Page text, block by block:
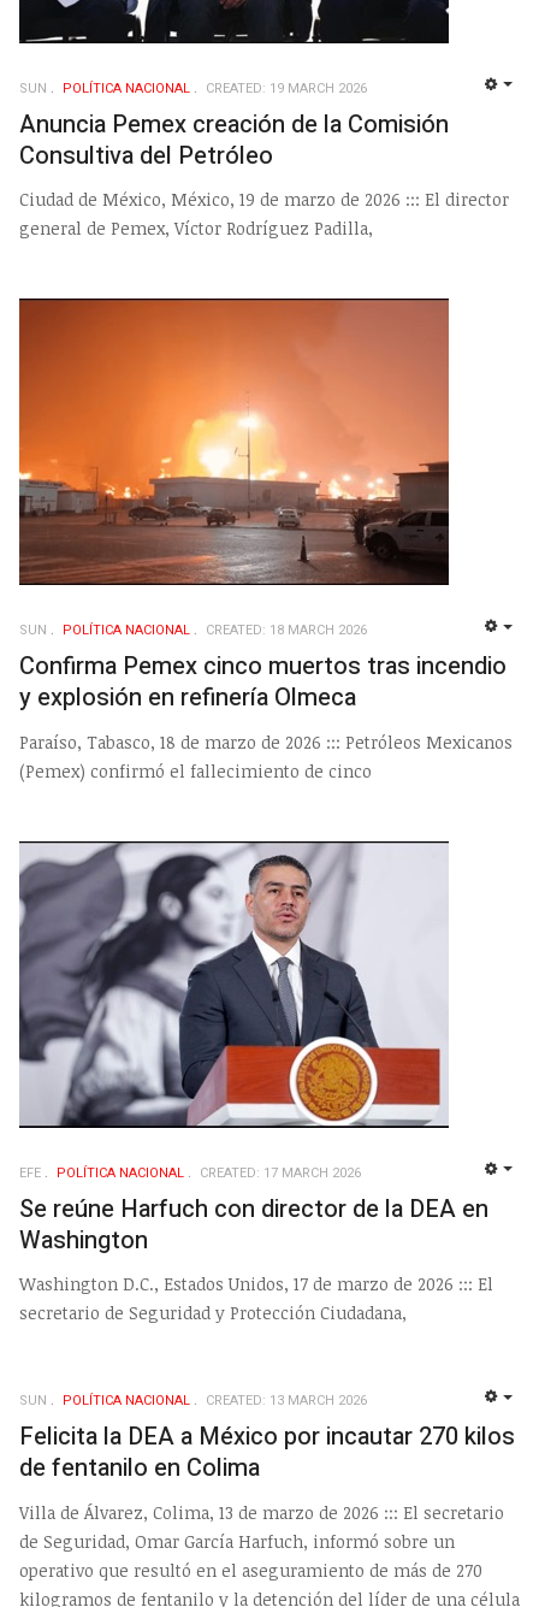
SUN POLÍ­TICA NACIONAL CREATED: 19 MARCH 2026
Anuncia Pemex creación de la Comisión
Consultiva del Petróleo
Ciudad de México, México, 19 de marzo de 2026 ::: El director
general de Pemex, Víctor Rodríguez Padilla,
SUN POLÍ­TICA NACIONAL CREATED: 18 MARCH 2026
Confirma Pemex cinco muertos tras incendio
y explosión en refinería Olmeca
Paraíso, Tabasco, 18 de marzo de 2026 ::: Petróleos Mexicanos
(Pemex) confirmó el fallecimiento de cinco
EFE POLÍ­TICA NACIONAL CREATED: 17 MARCH 2026
Se reúne Harfuch con director de la DEA en
Washington
Washington D.C., Estados Unidos, 17 de marzo de 2026 ::: El
secretario de Seguridad y Protección Ciudadana,
SUN POLÍ­TICA NACIONAL CREATED: 13 MARCH 2026
Felicita la DEA a México por incautar 270 kilos
de fentanilo en Colima
Villa de Álvarez, Colima, 13 de marzo de 2026 ::: El secretario
de Seguridad, Omar García Harfuch, informó sobre un
operativo que resultó en el aseguramiento de más de 270
kilogramos de fentanilo y la detención del líder de una célula